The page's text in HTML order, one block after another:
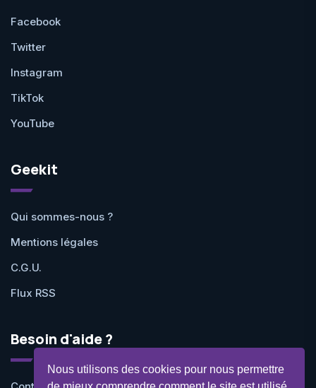
Nous utilisons des cookies pour nous permettre
Facebook
Twitter
Instagram
TikTok
YouTube
Geekit
Qui sommes-nous ?
Mentions légales
C.G.U.
Flux RSS
Besoin d'aide ?